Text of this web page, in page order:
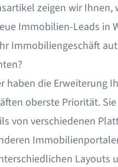
zeigen wir Ihnen,
Immobilien-Leads in
Immobiliengeschäft
haben die Erweiterung
oberste Priorität.
von verschiedenen
Layouts